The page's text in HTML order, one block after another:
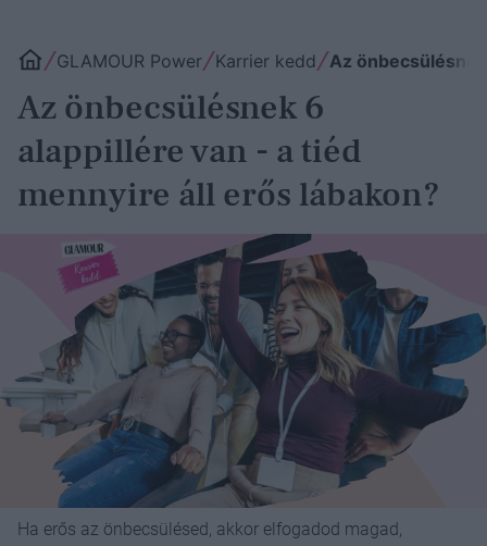
GLAMOUR Power Karrier kedd Az
Az önbecsülésnek 6
alappillére van - a tiéd
mennyire áll erős lábakon?
Ha erős az önbecsülésed, akkor elfogadod magad,